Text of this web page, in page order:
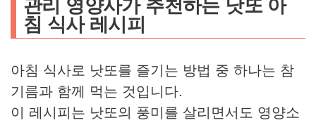
관리 영양사가 추천하는 낫또 아
침 식사 레시피
아침 식사로 낫또를 즐기는 방법 중 하나는 참
기름과 함께 먹는 것입니다.
이 레시피는 낫또의 풍미를 살리면서도 영양소